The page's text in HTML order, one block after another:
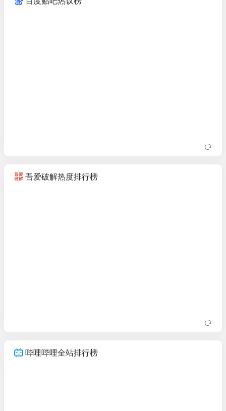
吾爱破解热度排行榜
哔哩哔哩全站排行榜